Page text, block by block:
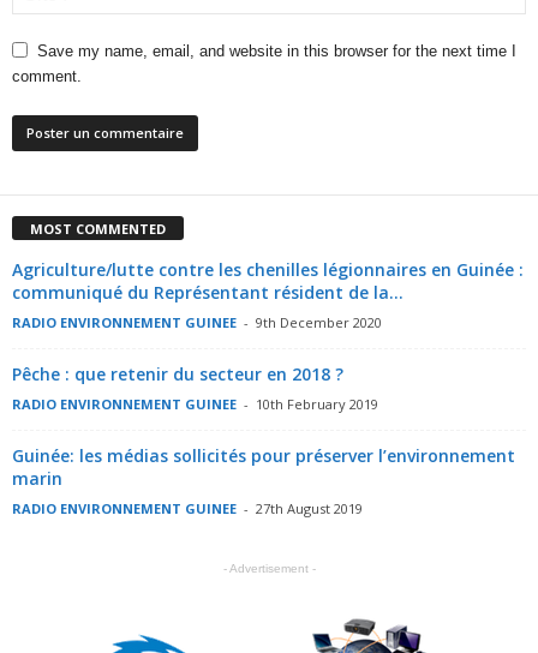
Save my name, email, and website in this browser for the next time I
comment.
MOST COMMENTED
Agriculture/lutte contre les chenilles légionnaires en Guinée :
communiqué du Représentant résident de la...
RADIO ENVIRONNEMENT GUINEE - 9th December 2020
Pêche : que retenir du secteur en 2018 ?
RADIO ENVIRONNEMENT GUINEE - 10th February 2019
Guinée: les médias sollicités pour préserver l’environnement
marin
RADIO ENVIRONNEMENT GUINEE - 27th August 2019
- Advertisement -